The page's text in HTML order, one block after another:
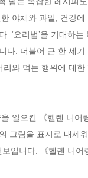
야채와 과일, 건강
‘요리법’을 기대하
다. 더불어 근 한 세
와 먹는 행위에 대
일으킨 《헬렌 니
그림을 표지로 내세
입니다. 《헬렌 니